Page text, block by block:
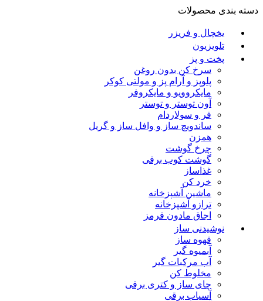
دسته بندی محصولات
یخچال و فریزر
تلویزیون
پخت و پز
سرخ کن بدون روغن
پلوپز و آرام پز و مولتی کوکر
مایکروویو و مایکروفر
آون توستر و توستر
فر و سولاردام
ساندویچ ساز و وافل ساز و گریل
همزن
چرخ گوشت
گوشت کوب برقی
غذاساز
خرد کن
ماشین آشپزخانه
ترازو آشپزخانه
اجاق مادون قرمز
نوشیدنی ساز
قهوه ساز
آبمیوه گیر
آب مرکبات گیر
مخلوط کن
چای ساز و کتری برقی
آسیاب برقی